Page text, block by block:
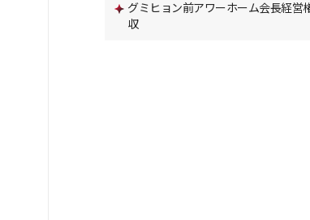
グミヒョン前アワーホーム会長経営
収